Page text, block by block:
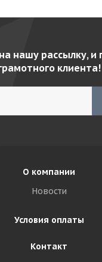
нашу рассылку, и
клиента!
О компании
Новости
Условия оплаты
Контакт